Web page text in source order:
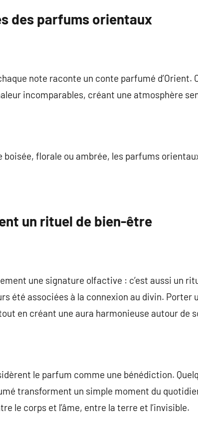
des parfums orientaux
note raconte un conte parfumé d’Orient.
incomparables, créant une atmosphère
boisée, florale ou ambrée, les parfums
un rituel de bien-être
une signature olfactive : c’est aussi un
été associées à la connexion au divin. Porter
en créant une aura harmonieuse autour de
le parfum comme une bénédiction.
transforment un simple moment du
le corps et l’âme, entre la terre et l’invisible.